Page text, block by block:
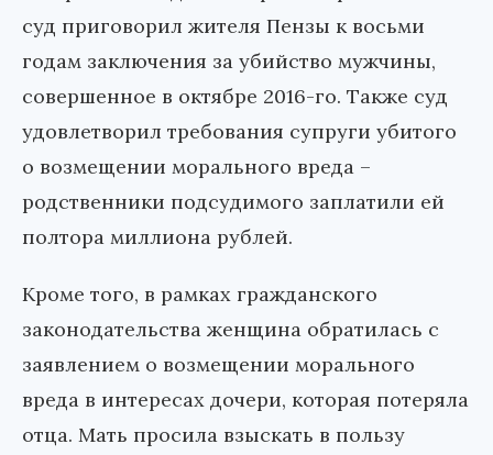
суд приговорил жителя Пензы к восьми
годам заключения за убийство мужчины,
совершенное в октябре 2016-го. Также суд
удовлетворил требования супруги убитого
о возмещении морального вреда –
родственники подсудимого заплатили ей
полтора миллиона рублей.
Кроме того, в рамках гражданского
законодательства женщина обратилась с
заявлением о возмещении морального
вреда в интересах дочери, которая потеряла
отца. Мать просила взыскать в пользу